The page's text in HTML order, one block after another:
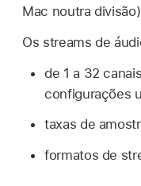
Mac noutra
Os streams de
de 1 a 32
configurações
taxas de
formatos de